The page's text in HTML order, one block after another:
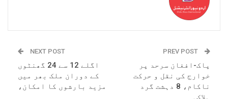
پاک-افغان سرحد پر
خوارج کی نقل و حرکت
ناکام، 8 دہشت گرد
NEXT POST
اگلے 12 سے 24 گھنٹوں
کے دوران ملک بھر میں
مزید بارشوں کا امکان،